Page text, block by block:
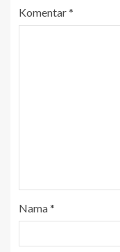
Komentar*
Nama*